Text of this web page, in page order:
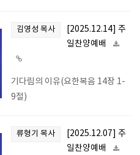
김영성 목사
[2025.12.14] 주
일찬양예배
기다림의 이유(요한복음 14장 1-
9절)
류형기 목사
[2025.12.07] 주
일찬양예배